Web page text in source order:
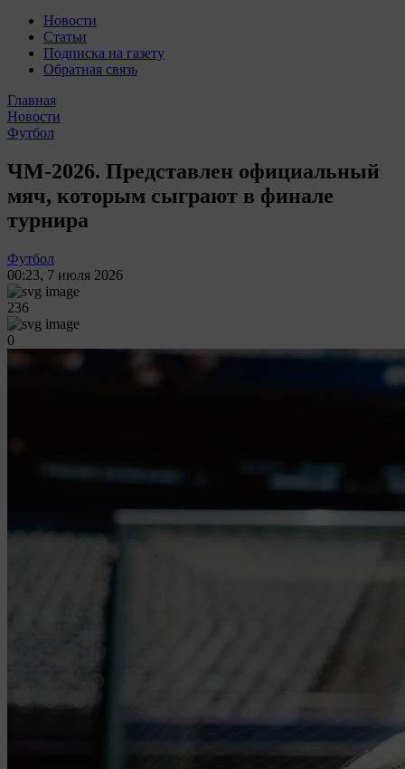
Новости
Статьи
Подписка на газету
Обратная связь
Главная
Новости
Футбол
ЧМ-2026. Представлен официальный
мяч, которым сыграют в финале
турнира
Футбол
00:23, 7 июля 2026
236
0